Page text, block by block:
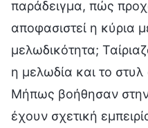
παράδειγμα, πώς
αποφασιστεί η κύρια
μελωδικότητα;
η μελωδία και το
Μήπως βοήθησαν
έχουν σχετική